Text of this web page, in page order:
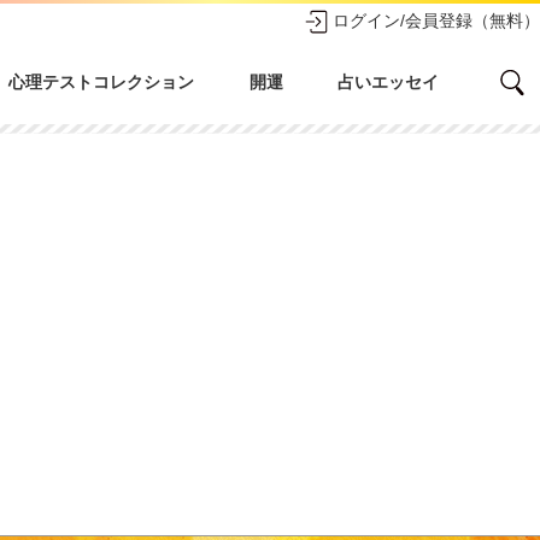
ログイン/会員登録（無料）
心理テストコレクション 開運 占いエッセイ